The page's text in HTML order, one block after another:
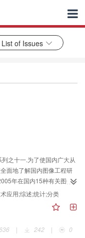
List of Issues
之十一.为了使国内广大从
面地了解国内图像工程研
年在国内15种有关图像
究和技术应用文献中,选取
主要内容将其分别归入图
大类,再进一步分入23个专
关新热点的类别）,然后在
果可看到我国图像工程在
应用;综述;统计;分类
| 242 | 0